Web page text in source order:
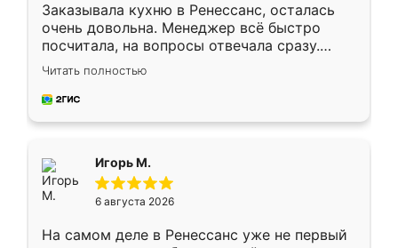
Заказывала кухню в Ренессанс, осталась
очень довольна. Менеджер всё быстро
посчитала, на вопросы отвечала сразу.
Замерщик приехал в субботу, подошёл к
делу со всей ответственностью. Собрали
за день, ребята работали аккуратно, даже
Читать полностью
Игорь М.
6 августа 2026
На самом деле в Ренессанс уже не первый